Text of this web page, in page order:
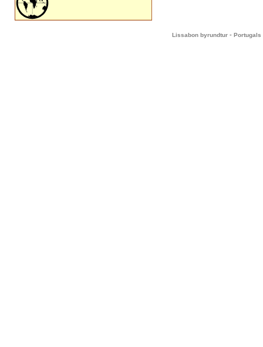
Lissabon byrundtur - Portugals